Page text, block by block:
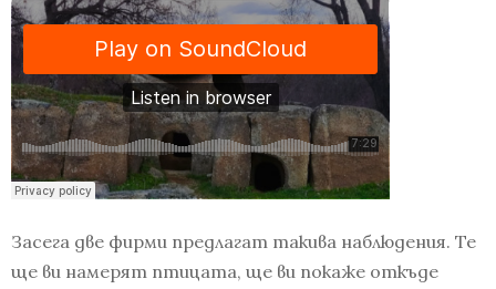
Засега две фирми предлагат такива наблюдения. Те
ще ви намерят птицата, ще ви покаже откъде